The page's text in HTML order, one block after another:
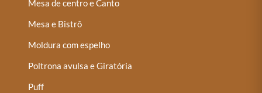
Mesa de centro e Canto
Mesa e Bistrô
Moldura com espelho
Poltrona avulsa e Giratória
Puff